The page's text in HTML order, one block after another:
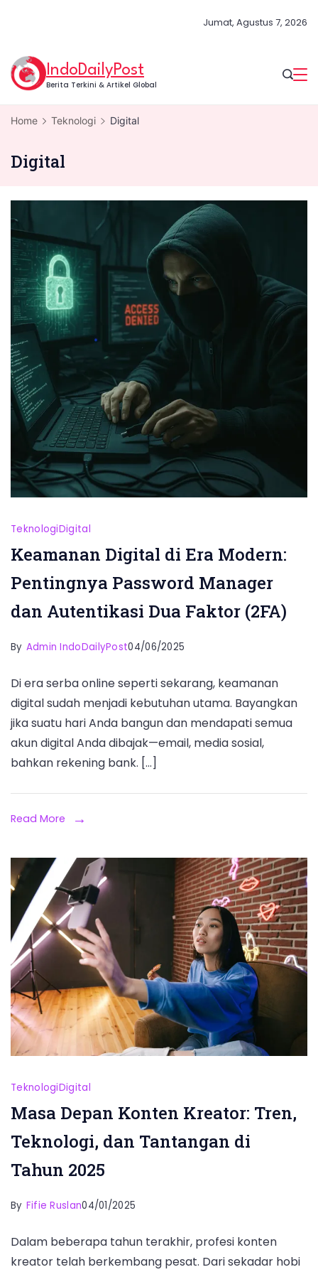
content
Jumat, Agustus 7, 2026
IndoDailyPost
Berita Terkini & Artikel Global
Home Teknologi Digital
Digital
TeknologiDigital
Keamanan Digital di Era Modern:
Pentingnya Password Manager
dan Autentikasi Dua Faktor (2FA)
By Admin IndoDailyPost04/06/2025
Di era serba online seperti sekarang, keamanan
digital sudah menjadi kebutuhan utama. Bayangkan
jika suatu hari Anda bangun dan mendapati semua
akun digital Anda dibajak—email, media sosial,
bahkan rekening bank. […]
Read More
TeknologiDigital
Masa Depan Konten Kreator: Tren,
Teknologi, dan Tantangan di
Tahun 2025
By Fifie Ruslan04/01/2025
Dalam beberapa tahun terakhir, profesi konten
kreator telah berkembang pesat. Dari sekadar hobi